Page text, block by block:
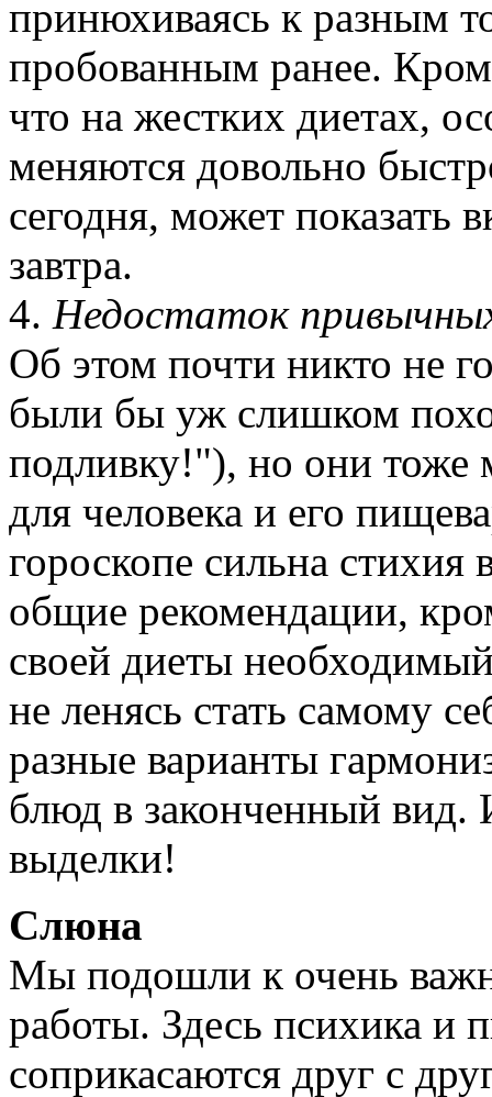
принюхиваясь к разным
пробованным ранее.
что на жестких диетах,
меняются довольно
сегодня, может показать
завтра.
4. Недостаток
Об этом почти никто не
были бы уж слишком
подливку!"), но они тоже
для человека и его
гороскопе сильна стихия
общие рекомендации,
своей диеты
не ленясь стать самому
разные варианты
блюд в законченный вид.
выделки!
Слюна
Мы подошли к очень
работы. Здесь психика и
соприкасаются друг с